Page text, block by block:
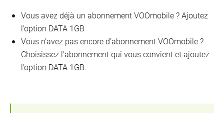
Vous avez déjà un abonnement VOOmobile ? Ajoutez
l’option DATA 1GB
Vous n’avez pas encore d’abonnement VOOmobile ?
Choisissez l’abonnement qui vous convient et ajoutez
l’option DATA 1GB.